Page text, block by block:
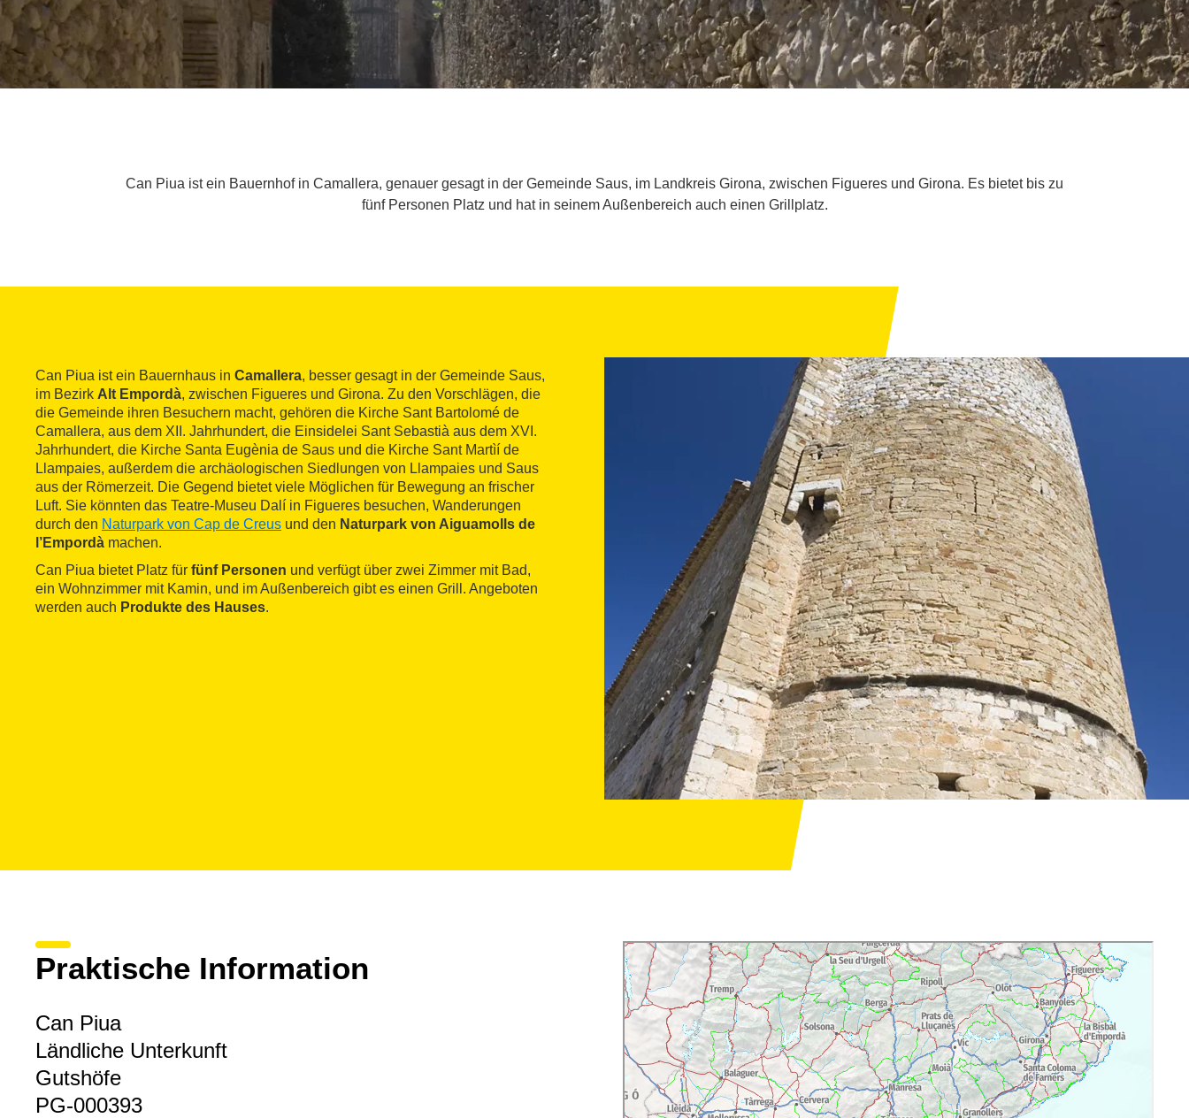
Can Piua ist ein Bauernhof in Camallera, genauer gesagt in der Gemeinde Saus, im Landkreis Girona, zwischen Figueres und Girona. Es bietet bis zu
fünf Personen Platz und hat in seinem Außenbereich auch einen Grillplatz.
Can Piua ist ein Bauernhaus in Camallera, besser gesagt in der Gemeinde Saus,
im Bezirk Alt Empordà, zwischen Figueres und Girona. Zu den Vorschlägen, die
die Gemeinde ihren Besuchern macht, gehören die Kirche Sant Bartolomé de
Camallera, aus dem XII. Jahrhundert, die Einsidelei Sant Sebastià aus dem XVI.
Jahrhundert, die Kirche Santa Eugènia de Saus und die Kirche Sant Martìí de
Llampaies, außerdem die archäologischen Siedlungen von Llampaies und Saus
aus der Römerzeit. Die Gegend bietet viele Möglichen für Bewegung an frischer
Luft. Sie könnten das Teatre-Museu Dalí in Figueres besuchen, Wanderungen
durch den Naturpark von Cap de Creus und den Naturpark von Aiguamolls de
l’Empordà machen.
Can Piua bietet Platz für fünf Personen und verfügt über zwei Zimmer mit Bad,
ein Wohnzimmer mit Kamin, und im Außenbereich gibt es einen Grill. Angeboten
werden auch Produkte des Hauses.
Praktische Information
Can Piua
Ländliche Unterkunft
Gutshöfe
PG-000393